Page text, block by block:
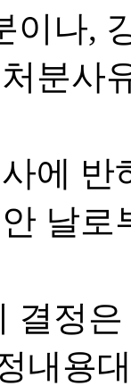
이나,
분사
에
날로
결정
내용